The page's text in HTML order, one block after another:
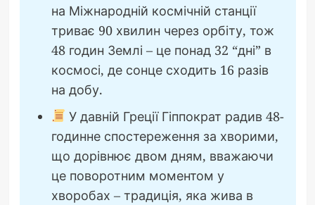
на Міжнародній космічній станції
триває 90 хвилин через орбіту, тож
48 годин Землі – це понад 32 “дні” в
космосі, де сонце сходить 16 разів
на добу.
У давній Греції Гіппократ радив 48-
годинне спостереження за хворими,
що дорівнює двом дням, вважаючи
це поворотним моментом у
хворобах – традиція, яка жива в